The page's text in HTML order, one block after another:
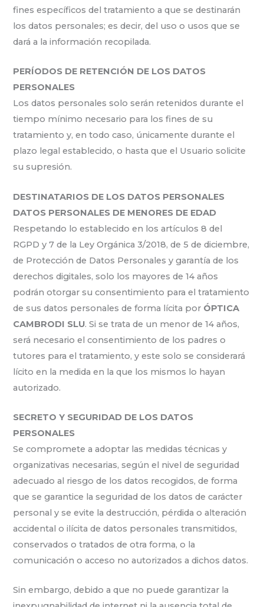
fines específicos del tratamiento a que se destinarán
los datos personales; es decir, del uso o usos que se
dará a la información recopilada.
PERÍODOS DE RETENCIÓN DE LOS DATOS
PERSONALES
Los datos personales solo serán retenidos durante el
tiempo mínimo necesario para los fines de su
tratamiento y, en todo caso, únicamente durante el
plazo legal establecido, o hasta que el Usuario solicite
su supresión.
DESTINATARIOS DE LOS DATOS PERSONALES
DATOS PERSONALES DE MENORES DE EDAD
Respetando lo establecido en los artículos 8 del
RGPD y 7 de la Ley Orgánica 3/2018, de 5 de diciembre,
de Protección de Datos Personales y garantía de los
derechos digitales, solo los mayores de 14 años
podrán otorgar su consentimiento para el tratamiento
de sus datos personales de forma lícita por ÓPTICA
CAMBRODI SLU. Si se trata de un menor de 14 años,
será necesario el consentimiento de los padres o
tutores para el tratamiento, y este solo se considerará
lícito en la medida en la que los mismos lo hayan
autorizado.
SECRETO Y SEGURIDAD DE LOS DATOS
PERSONALES
Se compromete a adoptar las medidas técnicas y
organizativas necesarias, según el nivel de seguridad
adecuado al riesgo de los datos recogidos, de forma
que se garantice la seguridad de los datos de carácter
personal y se evite la destrucción, pérdida o alteración
accidental o ilícita de datos personales transmitidos,
conservados o tratados de otra forma, o la
comunicación o acceso no autorizados a dichos datos.
Sin embargo, debido a que no puede garantizar la